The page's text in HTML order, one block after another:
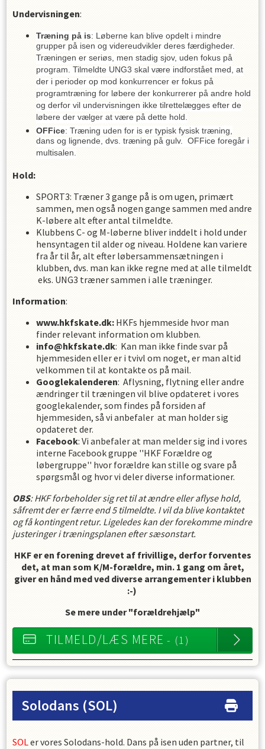
Undervisningen:
Træning på is: Løberne kan blive opdelt i mindre
grupper på isen og videreudvikler deres færdigheder.
Træningen er seriøs, men stadig sjov, uden fokus på
program. Tilmeldte UNG3 skal være indforstået med, at
der i perioder op mod konkurrencer er fokus på
programtræning for løbere der konkurrerer på andre hold
og derfor vil undervisningen ikke tilrettelægges efter de
løbere der vælger at være på dette hold.
OFFice: Træning uden for is er typisk fysisk træning,
dans og lignende, dvs. træning på gulv. OFFice foregår i
multisalen.
Hold:
SPORT3: Træner 3 gange på is om ugen, primært
sammen, men også nogen gange sammen med andre
K-løbere alt efter antal tilmeldte.
Klubbens C- og M-løberne bliver inddelt i hold under
hensyntagen til alder og niveau. Holdene kan variere
fra år til år, alt efter løbersammensætningen i
klubben, dvs. man kan ikke regne med at alle tilmeldt
eks. UNG3 træner sammen i alle træninger.
Information:
www.hkfskate.dk: HKFs hjemmeside hvor man
finder relevant information om klubben.
info@hkfskate.dk: Kan man ikke finde svar på
hjemmesiden eller er i tvivl om noget, er man altid
velkommen til at kontakte os på mail.
Googlekalenderen: Aflysning, flytning eller andre
ændringer til træningen vil blive opdateret i vores
googlekalender, som findes på forsiden af
hjemmesiden, så vi anbefaler at man holder sig
opdateret der.
Facebook: Vi anbefaler at man melder sig ind i vores
interne Facebook gruppe ''HKF Forældre og
løbergruppe'' hvor forældre kan stille og svare på
spørgsmål og hvor vi deler diverse informationer.
OBS: HKF forbeholder sig ret til at ændre eller aflyse hold,
såfremt der er færre end 5 tilmeldte. I vil da blive kontaktet
og få kontingent retur. Ligeledes kan der forekomme mindre
justeringer i træningsplanen efter sæsonstart.
HKF er en forening drevet af frivillige, derfor forventes
det, at man som K/M-forældre, min. 1 gang om året,
giver en hånd med ved diverse arrangementer i klubben
:-)
Se mere under "forældrehjælp"
TILMELD/LÆS MERE - (1)
Solodans (SOL)
SOLer vores Solodans-hold. Dans på isen uden partner, til